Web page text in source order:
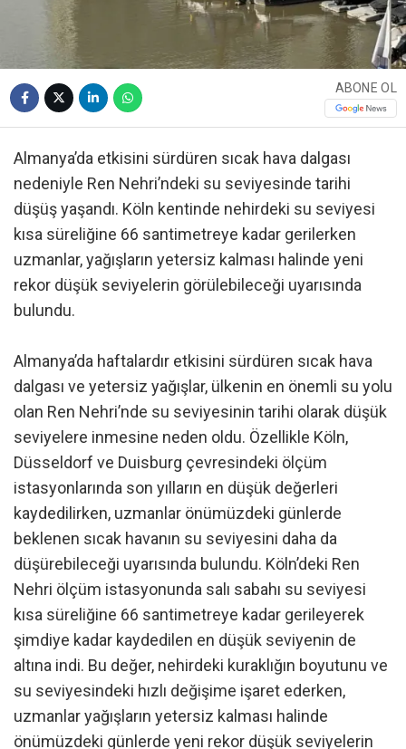
ABONE OL
Almanya’da etkisini sürdüren sıcak hava dalgası
nedeniyle Ren Nehri’ndeki su seviyesinde tarihi
düşüş yaşandı. Köln kentinde nehirdeki su seviyesi
kısa süreliğine 66 santimetreye kadar gerilerken
uzmanlar, yağışların yetersiz kalması halinde yeni
rekor düşük seviyelerin görülebileceği uyarısında
bulundu.
Almanya’da haftalardır etkisini sürdüren sıcak hava
dalgası ve yetersiz yağışlar, ülkenin en önemli su yolu
olan Ren Nehri’nde su seviyesinin tarihi olarak düşük
seviyelere inmesine neden oldu. Özellikle Köln,
Düsseldorf ve Duisburg çevresindeki ölçüm
istasyonlarında son yılların en düşük değerleri
kaydedilirken, uzmanlar önümüzdeki günlerde
beklenen sıcak havanın su seviyesini daha da
düşürebileceği uyarısında bulundu. Köln’deki Ren
Nehri ölçüm istasyonunda salı sabahı su seviyesi
kısa süreliğine 66 santimetreye kadar gerileyerek
şimdiye kadar kaydedilen en düşük seviyenin de
altına indi. Bu değer, nehirdeki kuraklığın boyutunu ve
su seviyesindeki hızlı değişime işaret ederken,
uzmanlar yağışların yetersiz kalması halinde
önümüzdeki günlerde yeni rekor düşük seviyelerin